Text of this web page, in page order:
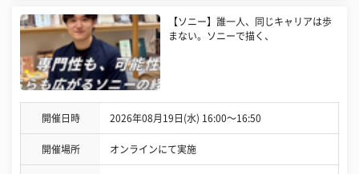
【ソニー】誰一人、同じキャリアは歩
まない。ソニーで描く、
開催日時 2026年08月19日(水) 16:00〜16:50
開催場所 オンラインにて実施